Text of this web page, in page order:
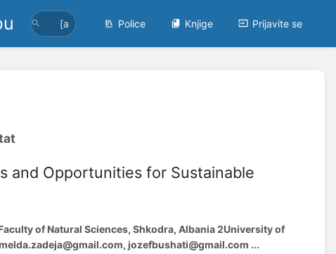
Police Knjige Prijavite se
and Opportunities for Sustainable
of Natural Sciences, Shkodra, Albania 2University of
jozefbushati@gmail.com ...